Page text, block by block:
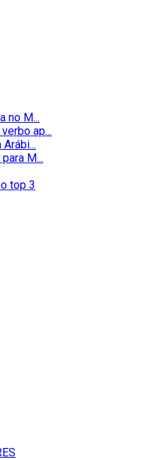
no M...
ap...
M...
top 3